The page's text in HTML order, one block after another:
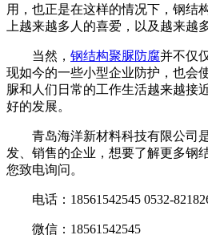
用，也正是在这样的情况下，钢结
上越来越多人的喜爱，以及越来越
当然， 钢结构聚脲防腐并不仅
现如今的一些小型企业防护，也会
脲和人们日常的工作生活越来越接
好的发展。
青岛海洋新材料科技有限公司
发、销售的企业，想要了解更多钢
您致电询问。
电话：18561542545 0532-
微信：18561542545